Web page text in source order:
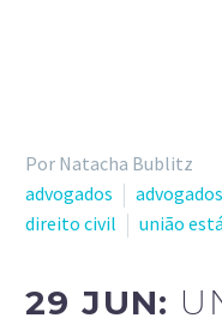
Por Natacha Bublitz
advogados
direito civil
união
29 JUN: